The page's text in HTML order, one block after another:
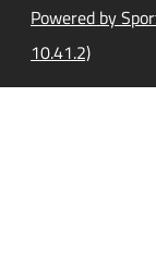
Powered by
10.41.2)